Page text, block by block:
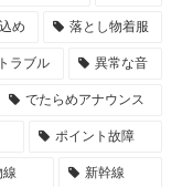
め 落とし物着服
ラブル 異常な音
でたらめアナウンス
ポイント故障
線 新幹線